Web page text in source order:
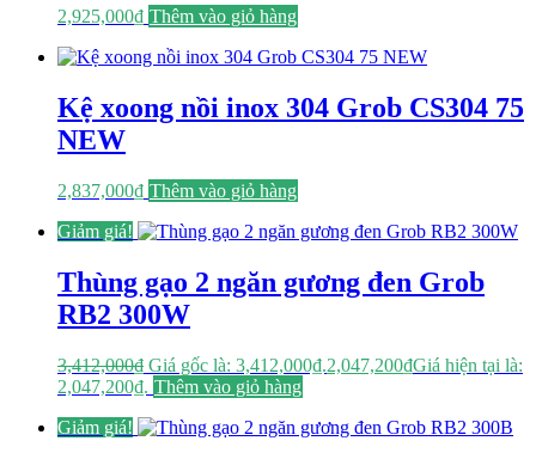
2,925,000₫ Thêm vào giỏ hàng
Kệ xoong nồi inox 304 Grob CS304 75
NEW
2,837,000₫ Thêm vào giỏ hàng
Giảm giá!
Thùng gạo 2 ngăn gương đen Grob
RB2 300W
3,412,000₫ Giá gốc là: 3,412,000₫.2,047,200₫Giá hiện tại là:
2,047,200₫. Thêm vào giỏ hàng
Giảm giá!